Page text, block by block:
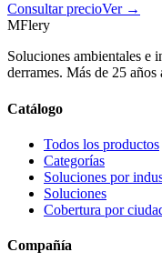
Consultar precioVer →
MFlery
Soluciones ambientales e
derrames. Más de 25
Catálogo
Todos los productos
Categorías
Soluciones por
Soluciones
Cobertura por
Compañía